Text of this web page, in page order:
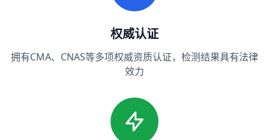
权威认证
拥有CMA、CNAS等多项权威资质认证，检测结果具有法律
效力